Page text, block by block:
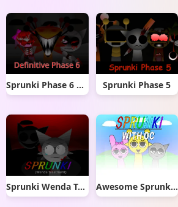
Sprunki Phase 6 Definitive Sprunki Phase 5
Sprunki Wenda Treatment Awesome Sprunki With OC